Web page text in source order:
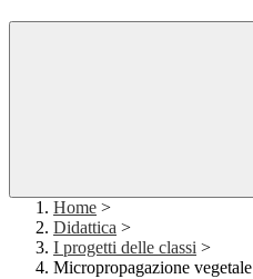
Home >
Didattica >
I progetti delle classi >
Micropropagazione vegetale